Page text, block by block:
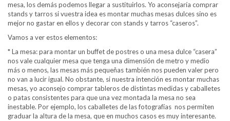
mesa, los demás podemos llegar a sustituirlos. Yo aconsejaría comprar
stands y tarros si vuestra idea es montar muchas mesas dulces sino es
mejor no gastar en ellos y decorar con stands y tarros “caseros”.
Vamos a ver estos elementos:
* La mesa: para montar un buffet de postres o una mesa dulce “casera”
nos vale cualquier mesa que tenga una dimensión de metro y medio
más o menos, las mesas más pequeñas también nos pueden valer pero
no van a lucir igual. No obstante, si nuestra intención es montar muchas
mesas, yo aconsejo comprar tableros de distintas medidas y caballetes
o patas consistentes para que una vez montada la mesa no sea
inestable. Por ejemplo, los caballetes de las fotografías nos permiten
graduar la altura de la mesa, que en muchos casos es muy interesante.